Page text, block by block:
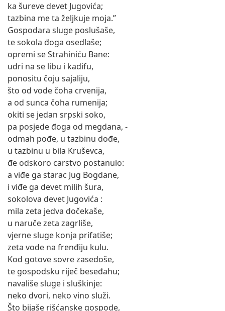
ka šureve devet Jugovića;
tazbina me ta željkuje moja.”
Gospodara sluge poslušaše,
te sokola đoga osedlaše;
opremi se Strahiniću Bane:
udri na se libu i kadifu,
ponositu čoju sajaliju,
što od vode čoha crvenija,
a od sunca čoha rumenija;
okiti se jedan srpski soko,
pa posjede đoga od megdana, -
odmah pođe, u tazbinu dođe,
u tazbinu u bila Kruševca,
đe odskoro carstvo postanulo:
a viđe ga starac Jug Bogdane,
i viđe ga devet milih šura,
sokolova devet Jugovića :
mila zeta jedva dočekaše,
u naruče zeta zagrliše,
vjerne sluge konja prifatiše;
zeta vode na frenđiju kulu.
Kod gotove sovre zasedoše,
te gospodsku riječ beseđahu;
navališe sluge i sluškinje:
neko dvori, neko vino služi.
Što bijaše rišćanske gospode,